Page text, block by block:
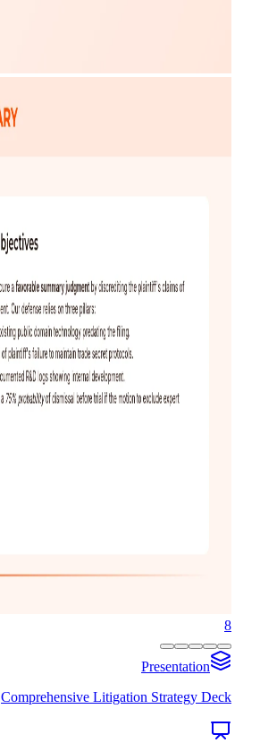
8
Presentation
Comprehensive Litigation Strategy Deck